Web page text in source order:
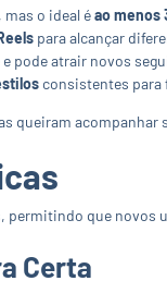
o ideal éao menos
para alcançar
pode atrair novos
consistentes para
queiram acompanhar
permitindo que
Certa